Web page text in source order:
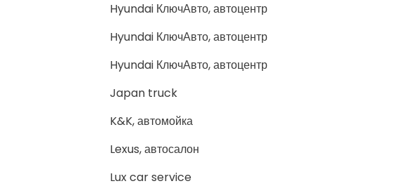
Hyundai КлючАвто, автоцентр
Hyundai КлючАвто, автоцентр
Hyundai КлючАвто, автоцентр
Japan truck
K&K, автомойка
Lexus, автосалон
Lux car service